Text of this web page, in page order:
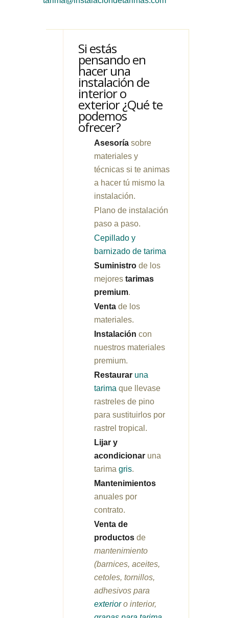
Si estás
pensando en
hacer una
instalación de
interior o
exterior ¿Qué te
podemos
ofrecer?
Asesoría sobre
materiales y
técnicas si te animas
a hacer tú mismo la
instalación.
Plano de instalación
paso a paso.
Cepillado y
barnizado de tarima
Suministro de los
mejorestarimas
premium.
Venta de los
materiales.
Instalación con
nuestros materiales
premium.
Restaurar una
tarima que llevase
rastreles de pino
para sustituirlos por
rastrel tropical.
Lijar y
acondicionar una
tarimagris.
Mantenimientos
anuales por
contrato.
Venta de
productos de
mantenimiento
(barnices, aceites,
cetoles, tornillos,
adhesivos para
exterioro interior,